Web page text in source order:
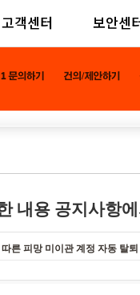
고객센터 보안센
내용 공지사항
른 피망 미이관 계정 자동 탈